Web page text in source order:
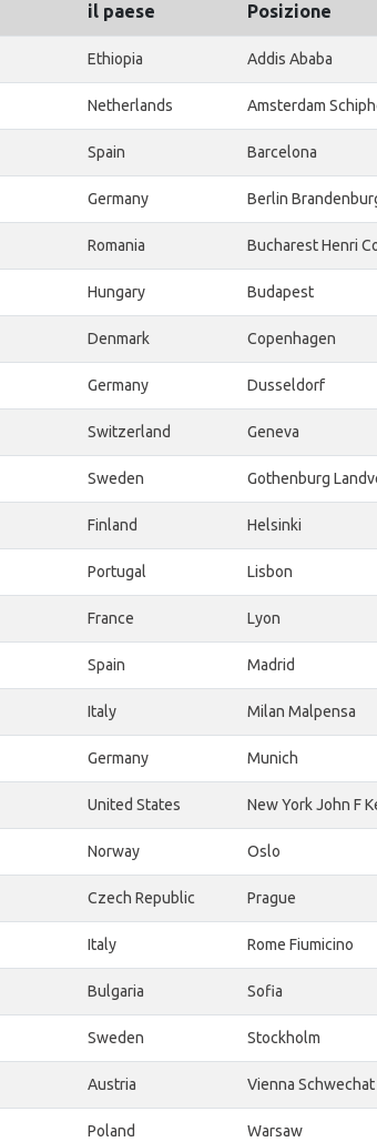
il paese Posizione
Ethiopia Addis Ababa
Netherlands Amsterdam
Spain Barcelona
Germany Berlin
Romania Bucharest Henri
Hungary Budapest
Denmark Copenhagen
Germany Dusseldorf
Switzerland Geneva
Sweden Gothenburg
Finland Helsinki
Portugal Lisbon
France Lyon
Spain Madrid
Italy Milan Malpensa
Germany Munich
United States New York John F
Norway Oslo
Czech Republic Prague
Italy Rome Fiumicino
Bulgaria Sofia
Sweden Stockholm
Austria Vienna Schwechat
Poland Warsaw